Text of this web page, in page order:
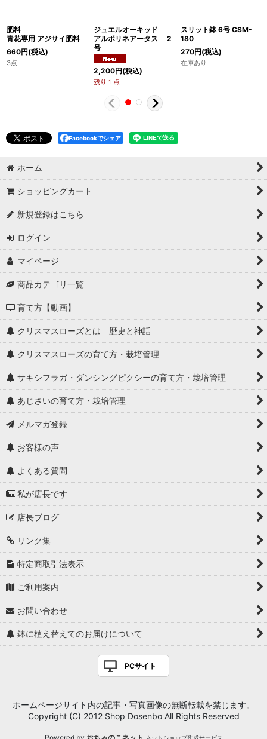
肥料
青花専用 アジサイ肥料
660円(税込)
3点
ジュエルオーキッド
アルボリネアータス 2
号
2,200円(税込)
残り１点
スリット鉢 6号 CSM-
180
270円(税込)
在庫あり
Facebookでシェア
ホーム
ショッピングカート
新規登録はこちら
ログイン
マイページ
商品カテゴリ一覧
育て方【動画】
クリスマスローズとは 歴史と神話
クリスマスローズの育て方・栽培管理
サキシフラガ・ダンシングピクシーの育て方・栽培管理
あじさいの育て方・栽培管理
メルマガ登録
お客様の声
よくある質問
私が店長です
店長ブログ
リンク集
特定商取引法表示
ご利用案内
お問い合わせ
鉢に植え替えてのお届けについて
PCサイト
ホームページサイト内の記事・写真画像の無断転載を禁じます。
Copyright (C) 2012 Shop Dosenbo All Rights Reserved